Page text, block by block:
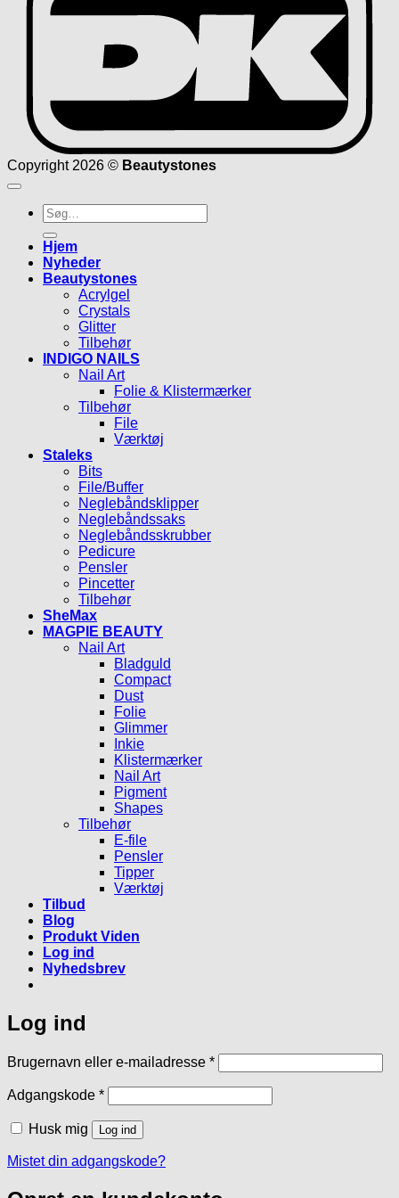
Copyright 2026 © Beautystones
Søg
efter:
Hjem
Nyheder
Beautystones
Acrylgel
Crystals
Glitter
Tilbehør
INDIGO NAILS
Nail Art
Folie & Klistermærker
Tilbehør
File
Værktøj
Staleks
Bits
File/Buffer
Neglebåndsklipper
Neglebåndssaks
Neglebåndsskrubber
Pedicure
Pensler
Pincetter
Tilbehør
SheMax
MAGPIE BEAUTY
Nail Art
Bladguld
Compact
Dust
Folie
Glimmer
Inkie
Klistermærker
Nail Art
Pigment
Shapes
Tilbehør
E-file
Pensler
Tipper
Værktøj
Tilbud
Blog
Produkt Viden
Log ind
Nyhedsbrev
Log ind
Brugernavn eller e-mailadresse *Påkrævet
Adgangskode *Påkrævet
Husk mig Log ind
Mistet din adgangskode?